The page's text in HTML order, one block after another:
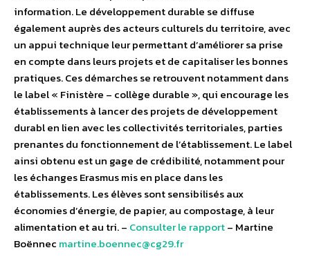
information. Le développement durable se diffuse
également auprès des acteurs culturels du territoire, avec
un appui technique leur permettant d’améliorer sa prise
en compte dans leurs projets et de capitaliser les bonnes
pratiques. Ces démarches se retrouvent notamment dans
le label « Finistère – collège durable », qui encourage les
établissements à lancer des projets de développement
durabl en lien avec les collectivités territoriales, parties
prenantes du fonctionnement de l’établissement. Le label
ainsi obtenu est un gage de crédibilité, notamment pour
les échanges Erasmus mis en place dans les
établissements. Les élèves sont sensibilisés aux
économies d’énergie, de papier, au compostage, à leur
alimentation et au tri. – Consulter le rapport– Martine
Boënnec martine.boennec@cg29.fr